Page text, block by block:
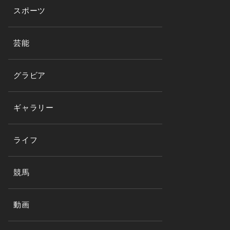
スポーツ
芸能
グラビア
ギャラリー
ライフ
競馬
動画